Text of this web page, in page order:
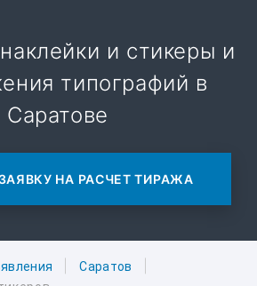
и стикеры и
типографий в
Саратове
НА РАСЧЕТ ТИРАЖА
Саратов